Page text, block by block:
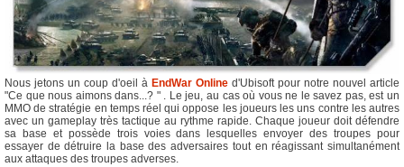
Nous jetons un coup d'oeil à EndWar Online d'Ubisoft pour notre nouvel article
"Ce que nous aimons dans...? " . Le jeu, au cas où vous ne le savez pas, est un
MMO de stratégie en temps réel qui oppose les joueurs les uns contre les autres
avec un gameplay très tactique au rythme rapide. Chaque joueur doit défendre
sa base et possède trois voies dans lesquelles envoyer des troupes pour
essayer de détruire la base des adversaires tout en réagissant simultanément
aux attaques des troupes adverses.